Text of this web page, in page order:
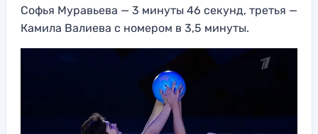
Софья Муравьева — 3 минуты 46 секунд, третья —
Камила Валиева с номером в 3,5 минуты.